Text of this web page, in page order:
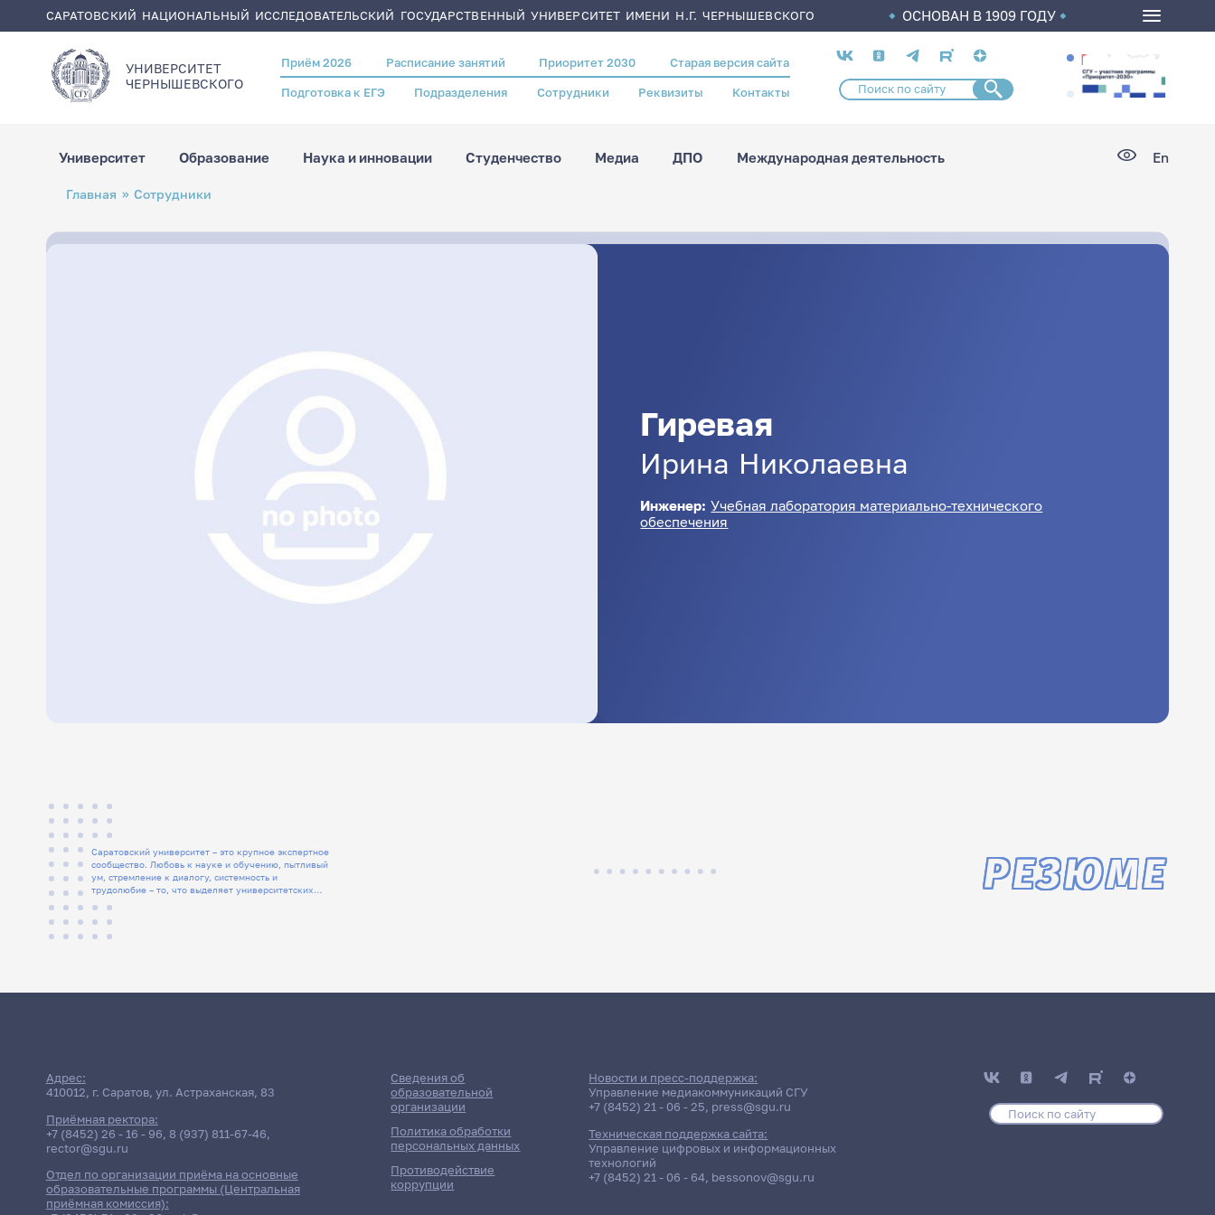
САРАТОВСКИЙ НАЦИОНАЛЬНЫЙ ИССЛЕДОВАТЕЛЬСКИЙ ГОСУДАРСТВЕННЫЙ УНИВЕРСИТЕТ ИМЕНИ Н.Г. ЧЕРНЫШЕВСКОГО ОСНОВАН В 1909 ГОДУ
УНИВЕРСИТЕТ
ЧЕРНЫШЕВСКОГO
Header
menu
Приём 2026 Расписание занятий Приоритет 2030 Старая версия сайта
Подготовка к ЕГЭ Подразделения Сотрудники Реквизиты Контакты
Социальные
сети
Университет Образование Наука и инновации Студенчество Медиа ДПО Международная деятельность En
Строка
навигации
Главная Сотрудники
Гиревая
Ирина Николаевна
Инженер: Учебная лаборатория материально-технического
обеспечения
Саратовский университет – это крупное экспертное
сообщество. Любовь к науке и обучению, пытливый
ум, стремление к диалогу, системность и
трудолюбие – то, что выделяет университетских
РЕЗЮМЕ
Адрес:
410012, г. Саратов, ул. Астраханская, 83
Приёмная ректора:
+7 (8452) 26 - 16 - 96, 8 (937) 811-67-46,
rector@sgu.ru
Отдел по организации приёма на основные
образовательные программы (Центральная
приёмная комиссия):
Сведения об
образовательной
организации
Политика обработки
персональных данных
Противодействие
коррупции
Новости и пресс-поддержка:
Управление медиакоммуникаций СГУ
+7 (8452) 21 - 06 - 25, press@sgu.ru
Техническая поддержка сайта:
Управление цифровых и информационных
технологий
+7 (8452) 21 - 06 - 64, bessonov@sgu.ru